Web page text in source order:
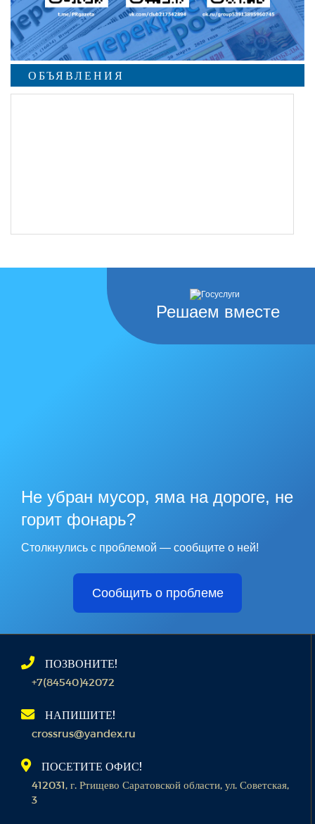
ОБЪЯВЛЕНИЯ
Решаем вместе
Не убран мусор, яма на дороге, не
горит фонарь?
Столкнулись с проблемой — сообщите о ней!
Сообщить о проблеме
ПОЗВОНИТЕ!
+7(84540)42072
НАПИШИТЕ!
crossrus@yandex.ru
ПОСЕТИТЕ ОФИС!
412031, г. Ртищево Саратовской области, ул. Советская,
3